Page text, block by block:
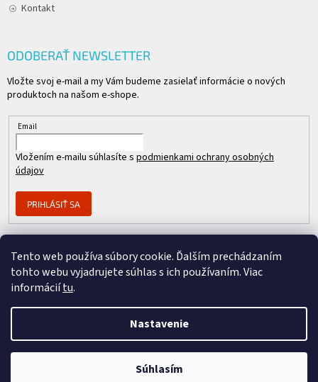
Tento web používa súbory cookie. Ďalším prechádzaním
tohto webu vyjadrujete súhlas s ich používaním. Viac
informáciítu.
Nastavenie
Súhlasím
Kontakt
ODOBERAŤ NEWSLETTER
Vložte svoj e-mail a my Vám budeme zasielať informácie o nových
produktoch na našom e-shope.
Email
Vložením e-mailu súhlasíte s podmienkami ochrany osobných
údajov
PRIHLÁSIŤ SA
Vytvoril Shoptet &
Člen skupiny
REPASOVANÉ CISCO. Všetky práva vyhradené.